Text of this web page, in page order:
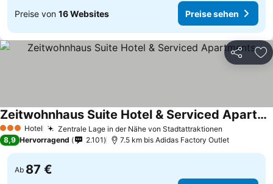
Preise von 16 Websites Preise sehen
Teilen
3 SterneHotel Zentrale Lage in der Nähe von Stadtattraktionen
Zeitwohnhaus Suite Hotel & Serviced Apartments
Preise sehen
8,9 Hervorragend 2.101 7.5 km bis Adidas Factory Outlet
Ab 87 €